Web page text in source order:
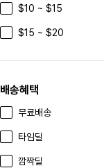
Paradise Herbs
TAOBAO
Marc Jacobs
Portmeirion
WEDGWOOD
Finnemma
Nutricost
$10 ~ $15
$15 ~ $20
배송혜택
무료배송
타임딜
깜짝딜